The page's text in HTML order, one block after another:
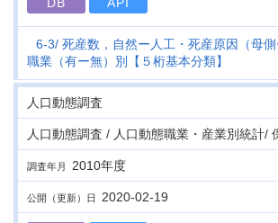
DB API
6-3 死産数，自然ー人工・死産原因（母
職業（有ー無）別【５桁基本分類】
人口動態調査
人口動態調査 / 人口動態職業・産業別統計/
調査年月 2010年度
公開（更新）日 2020-02-19